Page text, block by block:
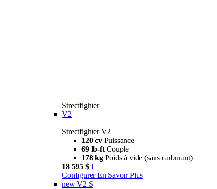
Streetfighter
V2
Streetfighter V2
120 cv Puissance
69 lb-ft Couple
178 kg Poids à vide (sans carburant)
18 595 $ i
Configurer En Savoir Plus
new V2 S